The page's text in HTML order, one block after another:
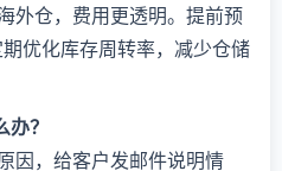
外仓，费用更透明。提前预
优化库存周转率，减少仓储
？
因，给客户发邮件说明情